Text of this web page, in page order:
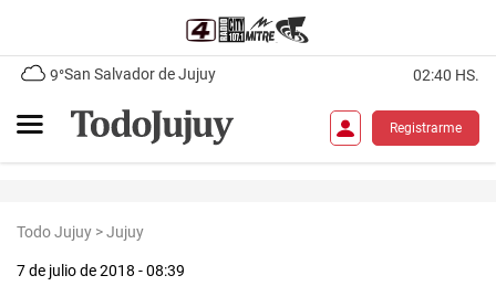
9°San Salvador de Jujuy 02:40 HS.
Registrarme
Todo Jujuy >Jujuy
7 de julio de 2018 - 08:39